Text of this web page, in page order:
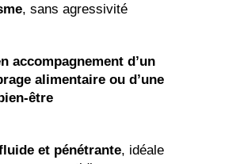
, sans agressivité
accompagnement d’un
alimentaire ou d’une
être
et pénétrante, idéale